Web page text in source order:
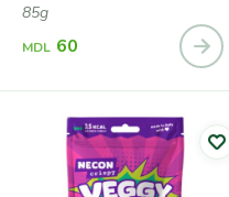
85g
MDL 60